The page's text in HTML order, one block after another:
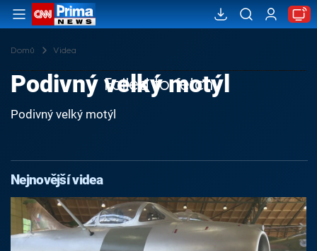
Domů Videa
Failed to fetch
Podivný velký motýl
Podivný velký motýl
Nejnovější videa